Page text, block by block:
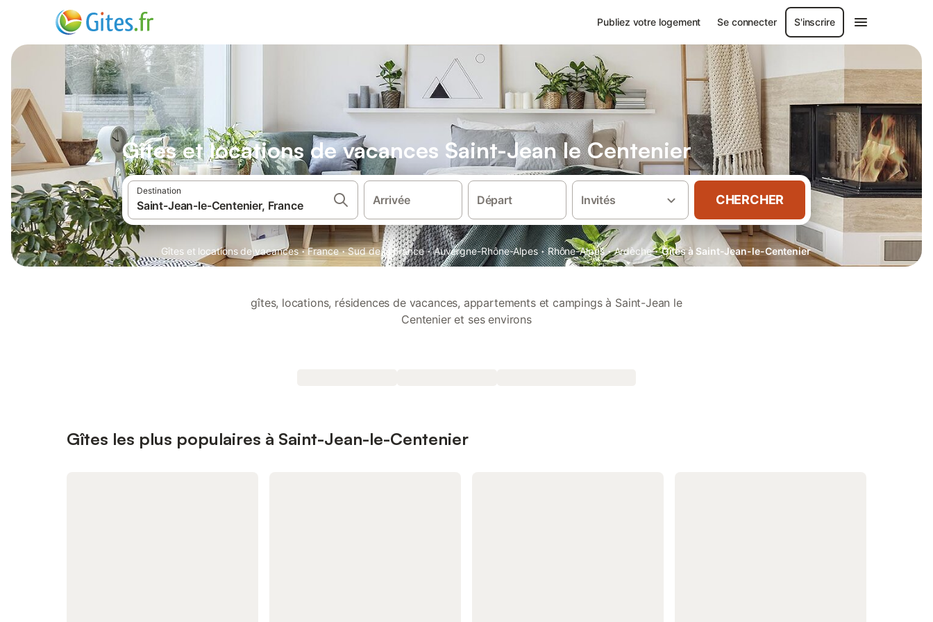
Publiez votre logement Se connecter S'inscrire
Gîtes et locations de vacances Saint-Jean le Centenier
Destination
Arrivée Départ Invités CHERCHER
Gîtes et locations de vacances · France · Sud de la France · Auvergne-Rhône-Alpes · Rhône-Alpes · Ardèche · Gîtes à Saint-Jean-le-Centenier
gîtes, locations, résidences de vacances, appartements et campings à Saint-Jean le
Centenier et ses environs
Gîtes les plus populaires à Saint-Jean-le-Centenier